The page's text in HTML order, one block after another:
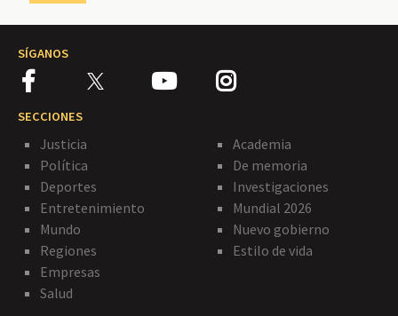
SÍGANOS
SECCIONES
Justicia
Política
Deportes
Entretenimiento
Mundo
Regiones
Empresas
Salud
Academia
De memoria
Investigaciones
Mundial 2026
Nuevo gobierno
Estilo de vida